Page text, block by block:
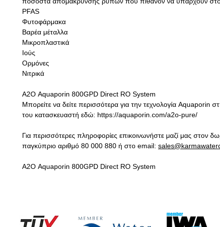
PFAS
Φυτοφάρμακα
Βαρέα μέταλλα
Μικροπλαστικά
Ιούς
Ορμόνες
Νιτρικά
Α2Ο Aquaporin 800GPD Direct RO System
Μπορείτε να δείτε περισσότερα για την τεχνολογία Aquaporin
του κατασκευαστή εδώ: https://aquaporin.com/a2o-pure/
Για περισσότερες πληροφορίες επικοινωνήστε μαζί μας στον
παγκύπριο αριθμό 80 000 880 ή στο email: sales@
Α2Ο Aquaporin 800GPD Direct RO System